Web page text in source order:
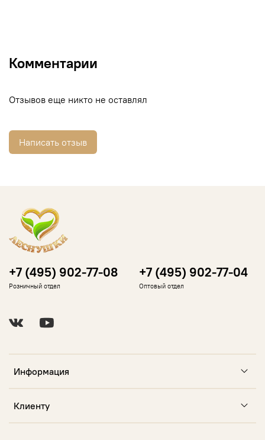
Комментарии
Отзывов еще никто не оставлял
Написать отзыв
Информация
Клиенту
+7 (495) 902-77-08
Розничный отдел
+7 (495) 902-77-04
Оптовый отдел